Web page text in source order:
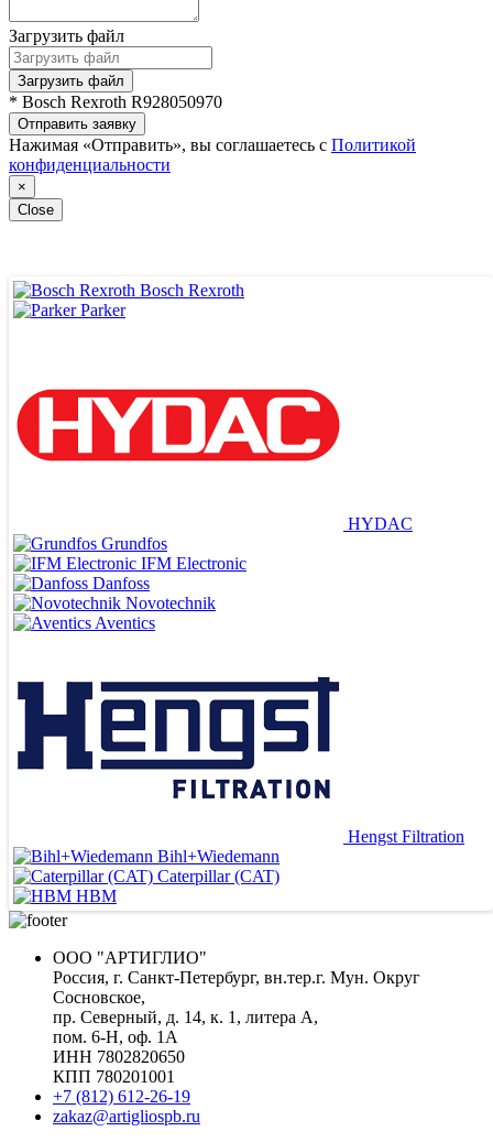
Загрузить файл
Загрузить файл
* Bosch Rexroth R928050970
Отправить заявку
Нажимая «Отправить», вы соглашаетесь с Политикой
конфиденциальности
×
Close
ВЕДУЩИЕ ПОСТАВЩИКИ
Bosch Rexroth
Parker
HYDAC
Grundfos
IFM Electronic
Danfoss
Novotechnik
Aventics
Hengst Filtration
Bihl+Wiedemann
Caterpillar (CAT)
HBM
ООО "АРТИГЛИО"
Россия, г. Санкт-Петербург, вн.тер.г. Мун. Округ
Сосновское,
пр. Северный, д. 14, к. 1, литера А,
пом. 6-Н, оф. 1А
ИНН 7802820650
КПП 780201001
+7 (812) 612-26-19
zakaz@artigliospb.ru